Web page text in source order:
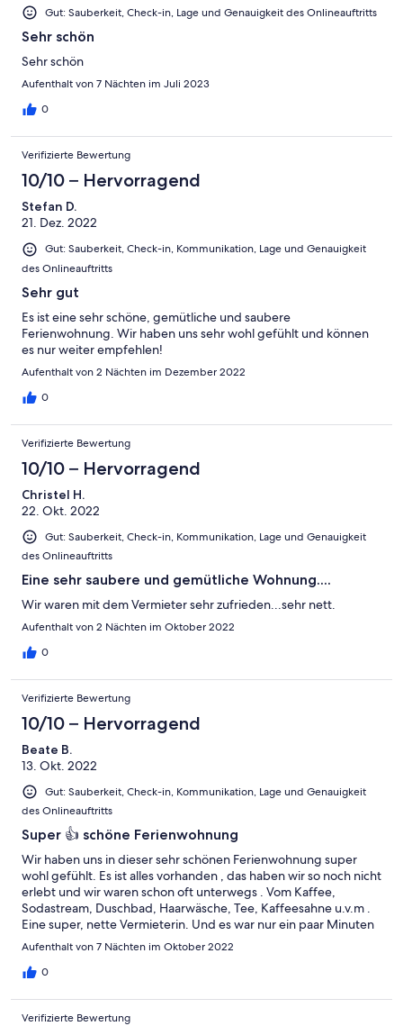
Gut: Sauberkeit, Check-in, Lage und Genauigkeit des Onlineauftritts
Sehr schön
Sehr schön
Aufenthalt von 7 Nächten im Juli 2023
0
Verifizierte Bewertung
10/10 – Hervorragend
Stefan D.
21. Dez. 2022
Gut: Sauberkeit, Check-in, Kommunikation, Lage und Genauigkeit
des Onlineauftritts
Sehr gut
Es ist eine sehr schöne, gemütliche und saubere
Ferienwohnung. Wir haben uns sehr wohl gefühlt und können
es nur weiter empfehlen!
Aufenthalt von 2 Nächten im Dezember 2022
0
Verifizierte Bewertung
10/10 – Hervorragend
Christel H.
22. Okt. 2022
Gut: Sauberkeit, Check-in, Kommunikation, Lage und Genauigkeit
des Onlineauftritts
Eine sehr saubere und gemütliche Wohnung....
Wir waren mit dem Vermieter sehr zufrieden...sehr nett.
Aufenthalt von 2 Nächten im Oktober 2022
0
Verifizierte Bewertung
10/10 – Hervorragend
Beate B.
13. Okt. 2022
Gut: Sauberkeit, Check-in, Kommunikation, Lage und Genauigkeit
des Onlineauftritts
Super 👍 schöne Ferienwohnung
Wir haben uns in dieser sehr schönen Ferienwohnung super
wohl gefühlt. Es ist alles vorhanden , das haben wir so noch nicht
erlebt und wir waren schon oft unterwegs . Vom Kaffee,
Sodastream, Duschbad, Haarwäsche, Tee, Kaffeesahne u.v.m .
Eine super, nette Vermieterin. Und es war nur ein paar Minuten
zum Möhnesee. Immer wieder gerne.
Aufenthalt von 7 Nächten im Oktober 2022
0
Verifizierte Bewertung